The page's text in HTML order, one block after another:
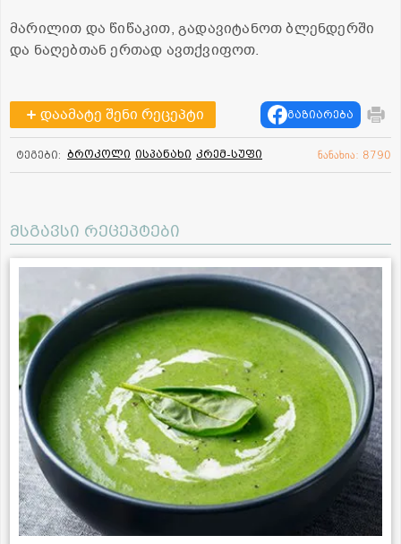
მარილით და წიწაკით, გადავიტანოთ ბლენდერში
და ნაღებთან ერთად ავთქვიფოთ.
დაამატე შენი რეცეპტი გაზიარება
ტეგები: ბროკოლი ისპანახი კრემ-სუფი ნანახია: 8790
მსგავსი რეცეპტები